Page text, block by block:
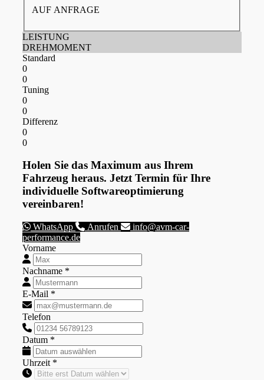
AUF ANFRAGE
LEISTUNG
DREHMOMENT
Standard
0
0
Tuning
0
0
Differenz
0
0
Holen Sie das Maximum aus Ihrem
Fahrzeug heraus. Jetzt Termin für Ihre
individuelle Softwareoptimierung
vereinbaren!
WhatsApp Anrufen
info@avm-car-
performance.de
Vorname
Nachname *
E-Mail *
Telefon
Datum *
Uhrzeit *